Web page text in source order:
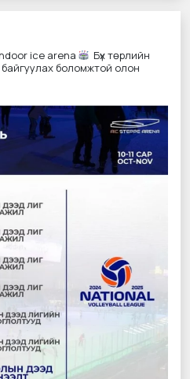
ice arena
Бүх төрлийн
боломжтой олон